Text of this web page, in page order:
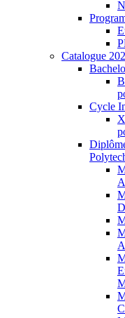
Catalogue
Cycle